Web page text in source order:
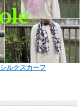
シルクスカーフ